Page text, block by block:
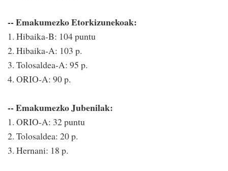
-- Emakumezko Etorkizunekoak:
1. Hibaika-B: 104 puntu
2. Hibaika-A: 103 p.
3. Tolosaldea-A: 95 p.
4. ORIO-A: 90 p.
-- Emakumezko Jubenilak:
1. ORIO-A: 32 puntu
2. Tolosaldea: 20 p.
3. Hernani: 18 p.